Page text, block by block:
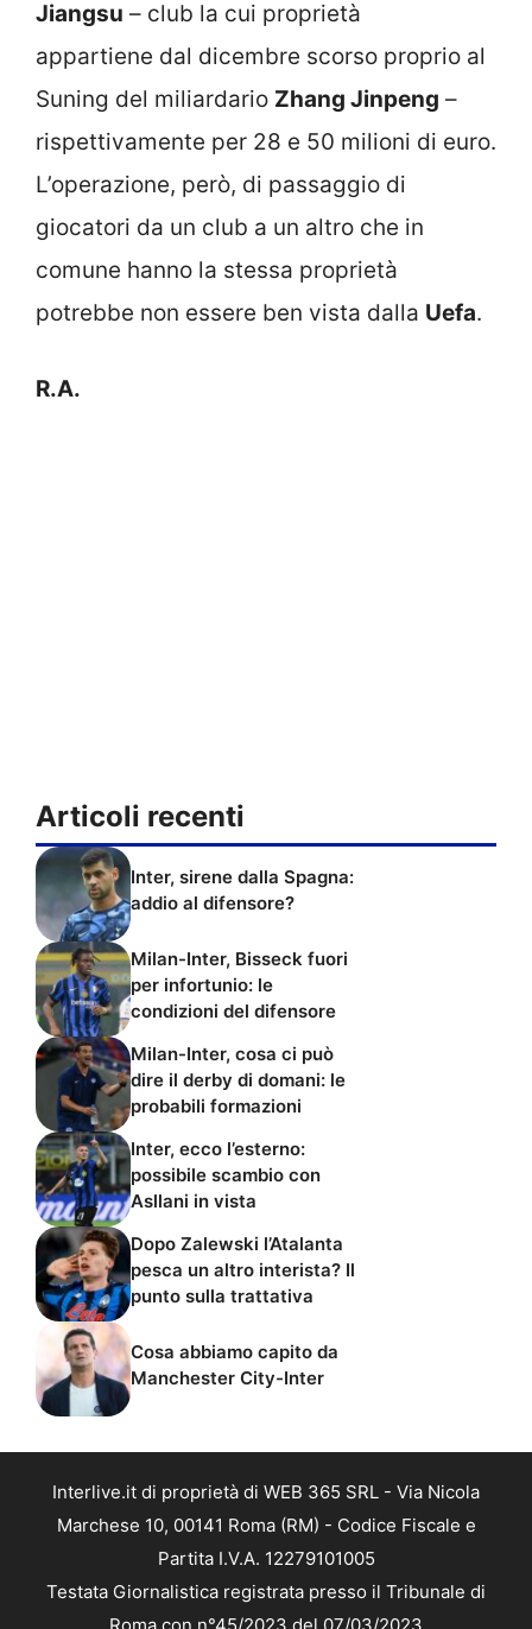
Jiangsu – club la cui proprietà
appartiene dal dicembre scorso proprio al
Suning del miliardario Zhang Jinpeng –
rispettivamente per 28 e 50 milioni di euro.
L’operazione, però, di passaggio di
giocatori da un club a un altro che in
comune hanno la stessa proprietà
potrebbe non essere ben vista dalla Uefa.
R.A.
Articoli recenti
Inter, sirene dalla Spagna:
addio al difensore?
Milan-Inter, Bisseck fuori
per infortunio: le
condizioni del difensore
Milan-Inter, cosa ci può
dire il derby di domani: le
probabili formazioni
Inter, ecco l’esterno:
possibile scambio con
Asllani in vista
Dopo Zalewski l’Atalanta
pesca un altro interista? Il
punto sulla trattativa
Cosa abbiamo capito da
Manchester City-Inter
Interlive.it di proprietà di WEB 365 SRL - Via Nicola
Marchese 10, 00141 Roma (RM) - Codice Fiscale e
Partita I.V.A. 12279101005
Testata Giornalistica registrata presso il Tribunale di